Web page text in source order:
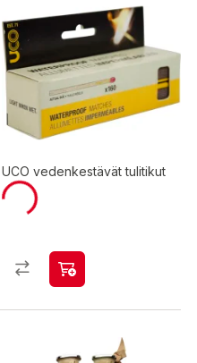
UCO vedenkestävät tulitikut